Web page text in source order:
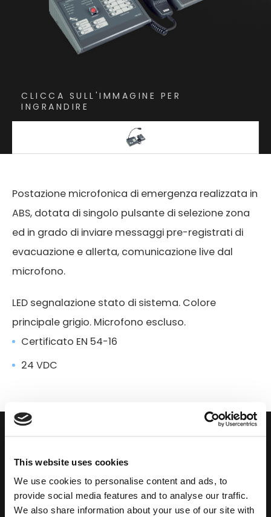
This website uses cookies
We use cookies to personalise content and ads, to
provide social media features and to analyse our traffic.
We also share information about your use of our site with
CLICCA SULL'IMMAGINE PER
INGRANDIRE
Postazione microfonica di emergenza realizzata in
ABS, dotata di singolo pulsante di selezione zona
ed in grado di inviare messaggi pre-registrati di
evacuazione e allerta, comunicazione live dal
microfono.
LED segnalazione stato di sistema. Colore
principale grigio. Microfono escluso.
Certificato EN 54-16
24 VDC
DOWNLOAD